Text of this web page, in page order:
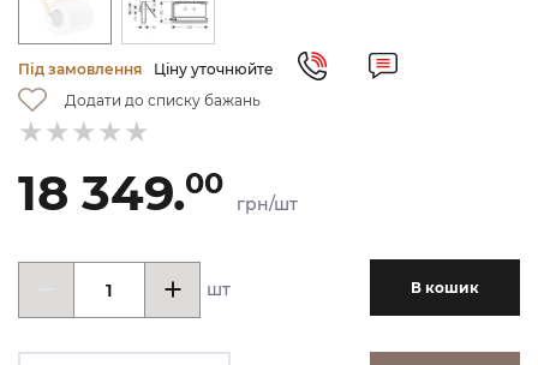
Під замовлення
Ціну уточнюйте
Додати до списку бажань
18 349.00
грн/шт
шт В кошик